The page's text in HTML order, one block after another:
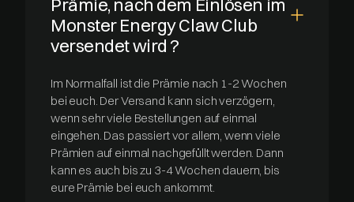
Prämie, nach dem Einlösen im
Monster Energy Claw Club
versendet wird ?
Im Normalfall ist die Prämie nach 1-2 Wochen
bei euch. Der Versand kann sich verzögern,
wenn sehr viele Bestellungen auf einmal
eingehen. Das passiert vor allem, wenn viele
Prämien auf einmal nachgefüllt werden. Dann
kann es auch bis zu 3-4 Wochen dauern, bis
eure Prämie bei euch ankommt.